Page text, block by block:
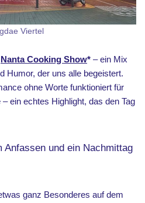
Viertel
Nanta Cooking Show* – ein Mix
Humor, der uns alle begeistert.
ohne Worte funktioniert für
ein echtes Highlight, das den Tag
Anfassen und ein Nachmittag
ganz Besonderes auf dem